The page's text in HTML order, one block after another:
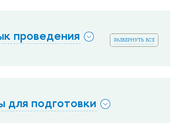
развернуть все
проведения
для подготовки